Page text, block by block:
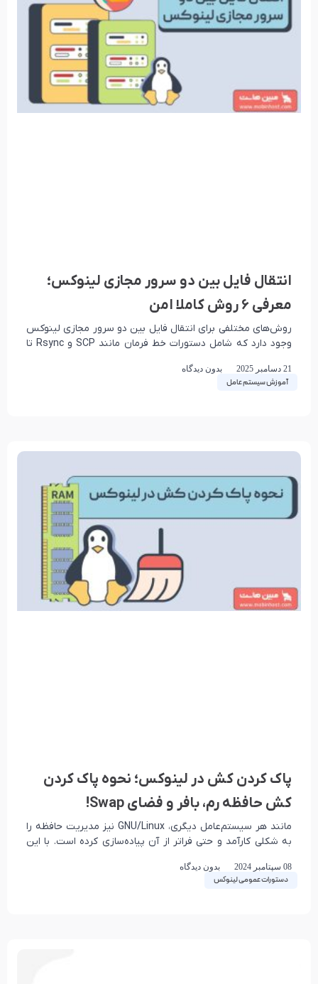
آموزش سیستم عامل
انتقال فایل بین دو سرور مجازی لینوکس؛
معرفی ۶ روش کاملا امن
روش‌های مختلفی برای انتقال فایل بین دو سرور مجازی لینوکس
وجود دارد که شامل دستورات خط فرمان مانند SCP و Rsync تا
21 دسامبر 2025 بدون دیدگاه
دستورات عمومی لینوکس
پاک کردن کش در لینوکس؛ نحوه پاک کردن
کش حافظه رم، بافر و فضای Swap!
مانند هر سیستم‌عامل دیگری، GNU/Linux نیز مدیریت حافظه را
به شکلی کارآمد و حتی فراتر از آن پیاده‌سازی کرده است. با این
08 سپتامبر 2024 بدون دیدگاه